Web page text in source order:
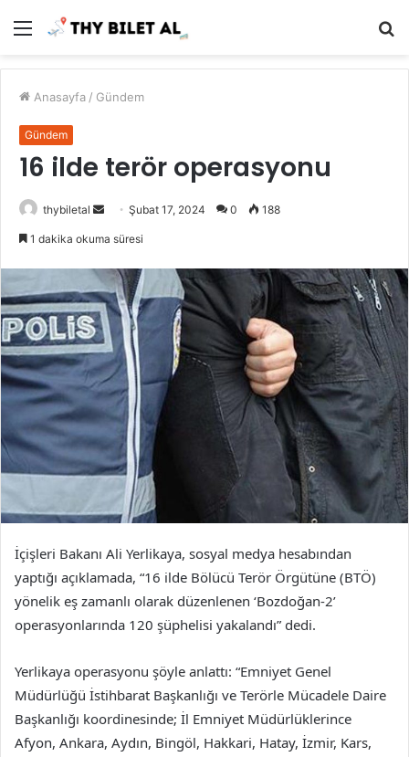
Menü
Anasayfa / Gündem
Gündem
16 ilde terör operasyonu
thybiletal
Bir
göndermek
Şubat 17, 2024 0 188
1 dakika okuma süresi
İçişleri Bakanı Ali Yerlikaya, sosyal medya hesabından
yaptığı açıklamada, “16 ilde Bölücü Terör Örgütüne (BTÖ)
yönelik eş zamanlı olarak düzenlenen ‘Bozdoğan-2’
operasyonlarında 120 şüphelisi yakalandı” dedi.
Yerlikaya operasyonu şöyle anlattı: “Emniyet Genel
Müdürlüğü İstihbarat Başkanlığı ve Terörle Mücadele Daire
Başkanlığı koordinesinde; İl Emniyet Müdürlüklerince
Afyon, Ankara, Aydın, Bingöl, Hakkari, Hatay, İzmir, Kars,